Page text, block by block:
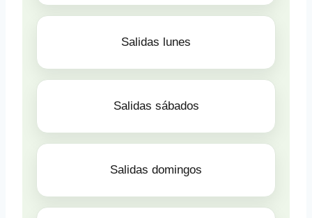
Salidas lunes
Salidas sábados
Salidas domingos